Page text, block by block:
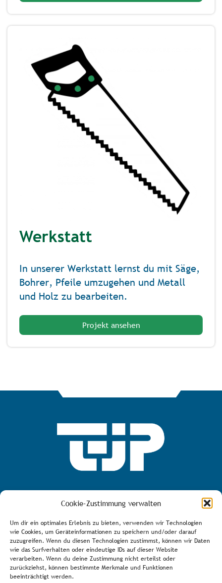
Cookie-Zustimmung verwalten
Um dir ein optimales Erlebnis zu bieten, verwenden wir Technologien
wie Cookies, um Geräteinformationen zu speichern und/oder darauf
zuzugreifen. Wenn du diesen Technologien zustimmst, können wir Daten
wie das Surfverhalten oder eindeutige IDs auf dieser Website
verarbeiten. Wenn du deine Zustimmung nicht erteilst oder
zurückziehst, können bestimmte Merkmale und Funktionen
beeinträchtigt werden.
Werkstatt
In unserer Werkstatt lernst du mit Säge,
Bohrer, Pfeile umzugehen und Metall
und Holz zu bearbeiten.
Projekt ansehen
MEHR ÜBER DEN TJP E.V.
AGB
Bürozeiten